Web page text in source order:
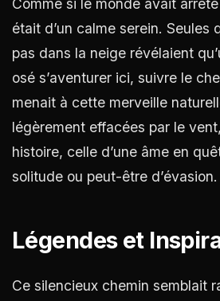
Comme si le monde avait
était d’un calme serein. Seules
pas dans la neige révélaient
osé s’aventurer ici, suivre le
menait à cette merveille
légèrement effacées par le
histoire, celle d’une âme en
solitude ou peut-être d’évasion.
Légendes et
Ce silencieux chemin semblait